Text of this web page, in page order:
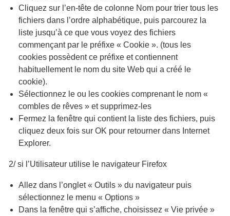
Cliquez sur l’en-tête de colonne Nom pour trier tous les
fichiers dans l’ordre alphabétique, puis parcourez la
liste jusqu’à ce que vous voyez des fichiers
commençant par le préfixe « Cookie ». (tous les
cookies possèdent ce préfixe et contiennent
habituellement le nom du site Web qui a créé le
cookie).
Sélectionnez le ou les cookies comprenant le nom «
combles de rêves » et supprimez-les
Fermez la fenêtre qui contient la liste des fichiers, puis
cliquez deux fois sur OK pour retourner dans Internet
Explorer.
2/ si l’Utilisateur utilise le navigateur Firefox
Allez dans l’onglet « Outils » du navigateur puis
sélectionnez le menu « Options »
Dans la fenêtre qui s’affiche, choisissez « Vie privée »